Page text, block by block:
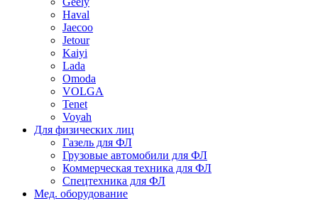
Haval
Jaecoo
Jetour
Kaiyi
Lada
Omoda
VOLGA
Tenet
Voyah
Для физических лиц
Газель для ФЛ
Грузовые автомобили для ФЛ
Коммерческая техника для ФЛ
Спецтехника для ФЛ
Мед. оборудование